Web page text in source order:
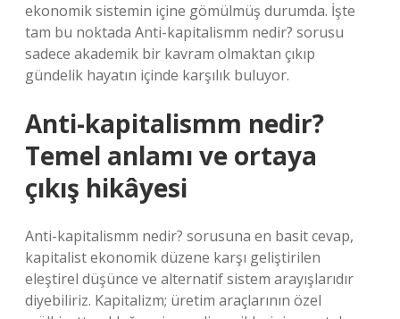
ekonomik sistemin içine gömülmüş durumda. İşte
tam bu noktada Anti-kapitalismm nedir? sorusu
sadece akademik bir kavram olmaktan çıkıp
gündelik hayatın içinde karşılık buluyor.
Anti-kapitalismm nedir?
Temel anlamı ve ortaya
çıkış hikâyesi
Anti-kapitalismm nedir? sorusuna en basit cevap,
kapitalist ekonomik düzene karşı geliştirilen
eleştirel düşünce ve alternatif sistem arayışlarıdır
diyebiliriz. Kapitalizm; üretim araçlarının özel